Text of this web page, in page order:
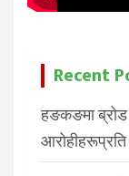
Recent
हङकङमा ब्रोड
आरोहीहरूप्रति